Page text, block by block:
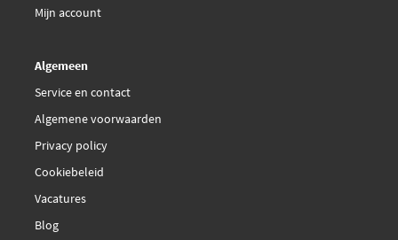
Mijn account
Algemeen
Service en contact
Algemene voorwaarden
Privacy policy
Cookiebeleid
Vacatures
Blog